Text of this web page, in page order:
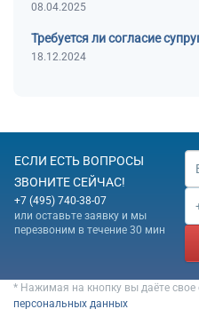
08.04.2025
Требуется ли согласие
18.12.2024
ЕСЛИ ЕСТЬ ВОПРОСЫ
ЗВОНИТЕ СЕЙЧАС!
+7 (495) 740-38-07
или оставьте заявку и мы
перезвоним в течение 30 мин
* Нажимая на кнопку вы даёте свое
персональных данных